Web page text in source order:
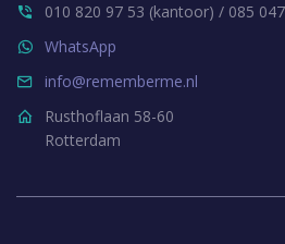
010 820 97 53 (kantoor) / 085
WhatsApp
info@rememberme.nl
Rusthoflaan 58-60
Rotterdam